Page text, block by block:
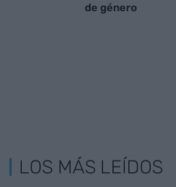
de género
LOS MÁS LEÍDOS